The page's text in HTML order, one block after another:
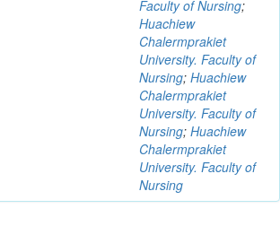
Faculty of Nursing;
Huachiew
Chalermprakiet
University. Faculty of
Nursing; Huachiew
Chalermprakiet
University. Faculty of
Nursing; Huachiew
Chalermprakiet
University. Faculty of
Nursing